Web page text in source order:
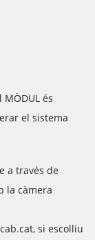
és
el sistema
a través de
la càmera
si escolliu